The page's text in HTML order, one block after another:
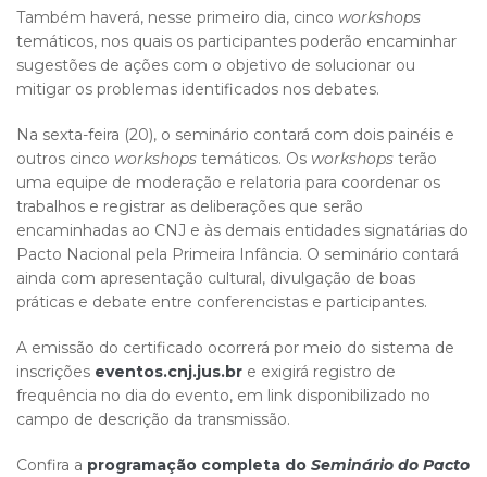
Também haverá, nesse primeiro dia, cinco workshops
temáticos, nos quais os participantes poderão encaminhar
sugestões de ações com o objetivo de solucionar ou
mitigar os problemas identificados nos debates.
Na sexta-feira (20), o seminário contará com dois painéis e
outros cinco workshops temáticos. Os workshops terão
uma equipe de moderação e relatoria para coordenar os
trabalhos e registrar as deliberações que serão
encaminhadas ao CNJ e às demais entidades signatárias do
Pacto Nacional pela Primeira Infância. O seminário contará
ainda com apresentação cultural, divulgação de boas
práticas e debate entre conferencistas e participantes.
A emissão do certificado ocorrerá por meio do sistema de
inscrições eventos.cnj.jus.br e exigirá registro de
frequência no dia do evento, em link disponibilizado no
campo de descrição da transmissão.
Confira a programação completa do Seminário do Pacto